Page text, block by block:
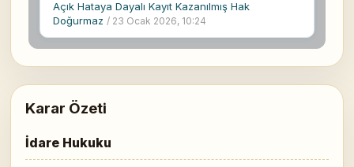
Açık Hataya Dayalı Kayıt Kazanılmış Hak
Doğurmaz / 23 Ocak 2026, 10:24
Karar Özeti
İdare Hukuku